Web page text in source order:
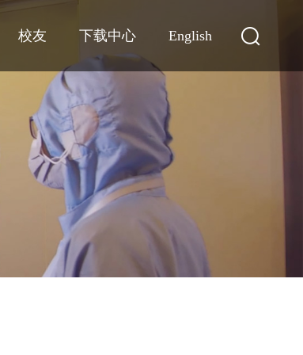
校友 下载中心 English